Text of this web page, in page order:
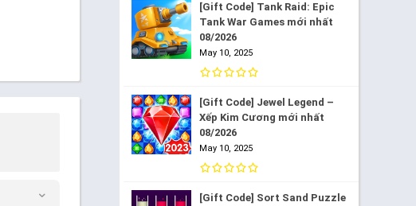
[Gift Code] Tank Raid: Epic
Tank War Games mới nhất
08/2026
May 10, 2025
[Gift Code] Jewel Legend –
Xếp Kim Cương mới nhất
08/2026
May 10, 2025
[Gift Code] Sort Sand Puzzle